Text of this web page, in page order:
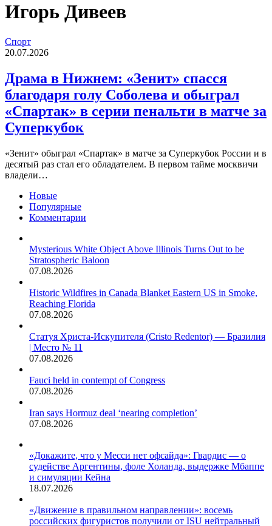
Игорь Дивеев
Драма
в
«Зенит»
спасся
благодаря
голу
Соболева
и
«Спартак»
в
серии
пенальти
матче
Спорт
20.07.2026
Драма в Нижнем: «Зенит» спасся
благодаря голу Соболева и обыграл
«Спартак» в серии пенальти в матче за
Суперкубок
«Зенит» обыграл «Спартак» в матче за Суперкубок России и в
десятый раз стал его обладателем. В первом тайме москвичи
владели…
Новые
Популярные
Комментарии
Mysterious White Object Above Illinois Turns Out to be
Stratospheric Baloon
07.08.2026
Historic Wildfires in Canada Blanket Eastern US in Smoke,
Reaching Florida
07.08.2026
Статуя Христа-Искупителя (Cristo Redentor) — Бразилия
| Место № 11
07.08.2026
Fauci held in contempt of Congress
07.08.2026
Iran says Hormuz deal ‘nearing completion’
07.08.2026
«Докажите, что у Месси нет офсайда»: Гвардис — о
судействе Аргентины, фоле Холанда, выдержке Мбаппе
и симуляции Кейна
18.07.2026
«Движение в правильном направлении»: восемь
российских фигуристов получили от ISU нейтральный